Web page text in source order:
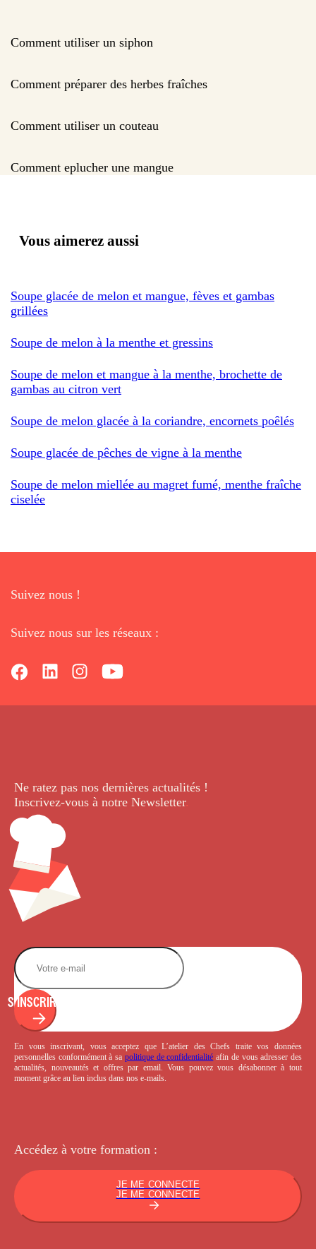
Comment utiliser un siphon
Comment préparer des herbes fraîches
Comment utiliser un couteau
Comment eplucher une mangue
Vous aimerez aussi
Soupe glacée de melon et mangue, fèves et gambas
grillées
Soupe de melon à la menthe et gressins
Soupe de melon et mangue à la menthe, brochette de
gambas au citron vert
Soupe de melon glacée à la coriandre, encornets poêlés
Soupe glacée de pêches de vigne à la menthe
Soupe de melon miellée au magret fumé, menthe fraîche
ciselée
Suivez nous !
Suivez nous sur les réseaux :
Ne ratez pas nos dernières actualités !
Inscrivez-vous à notre Newsletter.
S'INSCRIRE
En vous inscrivant, vous acceptez que L’atelier des Chefs traite vos données
personnelles conformément à sa politique de confidentialité afin de vous adresser des
actualités, nouveautés et offres par email. Vous pouvez vous désabonner à tout
moment grâce au lien inclus dans nos e-mails.
Accédez à votre formation :
JE ME CONNECTE
JE ME CONNECTE